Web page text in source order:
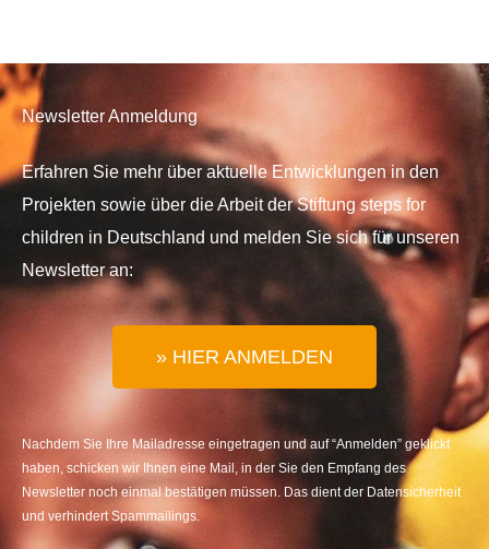
Newsletter Anmeldung
Erfahren Sie mehr über aktuelle Entwicklungen in den
Projekten sowie über die Arbeit der Stiftung steps for
children in Deutschland und melden Sie sich für unseren
Newsletter an:
» HIER ANMELDEN
Nachdem Sie Ihre Mailadresse eingetragen und auf “Anmelden” geklickt
haben, schicken wir Ihnen eine Mail, in der Sie den Empfang des
Newsletter noch einmal bestätigen müssen. Das dient der Datensicherheit
und verhindert Spammailings.